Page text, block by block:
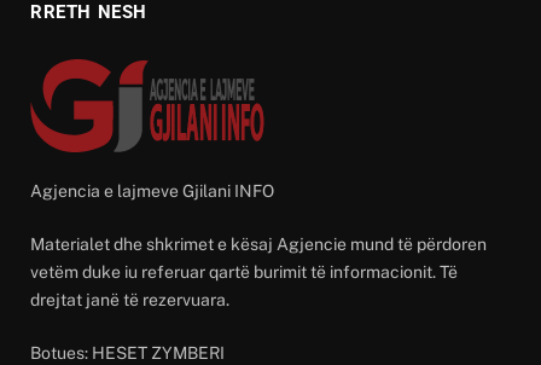
RRETH NESH
Agjencia e lajmeve Gjilani INFO
Materialet dhe shkrimet e kësaj Agjencie mund të përdoren
vetëm duke iu referuar qartë burimit të informacionit. Të
drejtat janë të rezervuara.
Botues: HESET ZYMBERI